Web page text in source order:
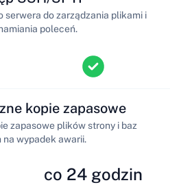
serwera do zarządzania plikami i
poleceń.
kopie zapasowe
zapasowe plików strony i baz
na wypadek awarii.
co 24 godzin